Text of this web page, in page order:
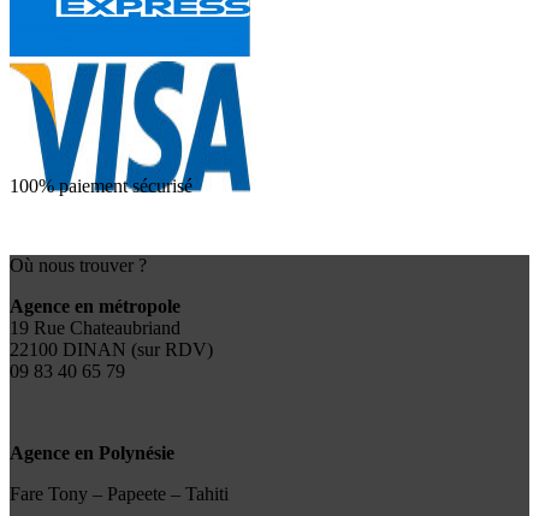
100% paiement sécurisé
Où nous trouver ?
Agence en métropole
19 Rue Chateaubriand
22100 DINAN (sur RDV)
09 83 40 65 79
Agence en Polynésie
Fare Tony – Papeete – Tahiti